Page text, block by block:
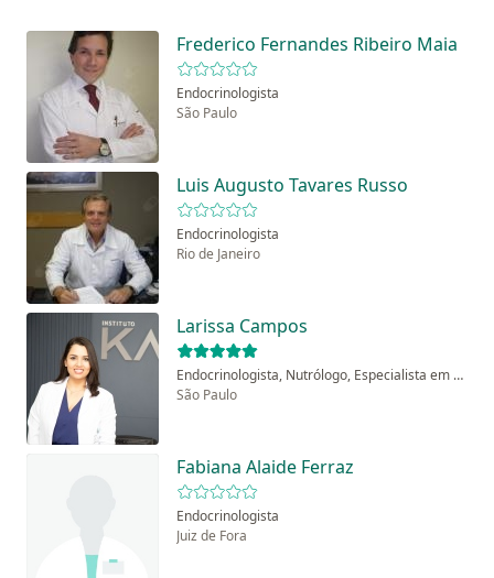
Frederico Fernandes Ribeiro Maia
Endocrinologista
São Paulo
Luis Augusto Tavares Russo
Endocrinologista
Rio de Janeiro
Larissa Campos
Endocrinologista, Nutrólogo, Especialista em clínica médica
São Paulo
Fabiana Alaide Ferraz
Endocrinologista
Juiz de Fora